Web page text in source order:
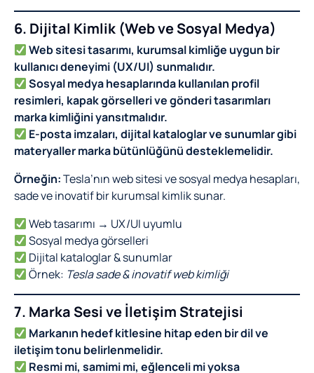
6. Dijital Kimlik (Web ve Sosyal Medya)
Web sitesi tasarımı, kurumsal kimliğe uygun bir
kullanıcı deneyimi (UX/UI) sunmalıdır.
Sosyal medya hesaplarında kullanılan profil
resimleri, kapak görselleri ve gönderi tasarımları
marka kimliğini yansıtmalıdır.
E-posta imzaları, dijital kataloglar ve sunumlar gibi
materyaller marka bütünlüğünü desteklemelidir.
Örneğin:Tesla’nın web sitesi ve sosyal medya hesapları,
sade ve inovatif bir kurumsal kimlik sunar.
Web tasarımı → UX/UI uyumlu
Sosyal medya görselleri
Dijital kataloglar & sunumlar
Örnek: Tesla sade & inovatif web kimliği
7. Marka Sesi ve İletişim Stratejisi
Markanın hedef kitlesine hitap eden bir dil ve
iletişim tonu belirlenmelidir.
Resmi mi, samimi mi, eğlenceli mi yoksa